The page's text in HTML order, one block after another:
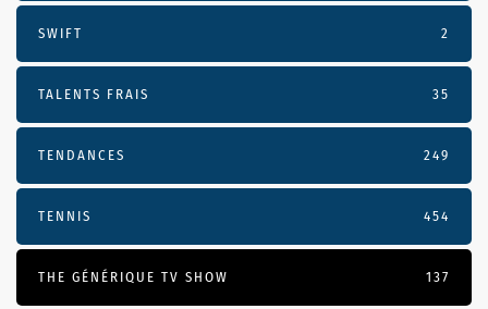
SWIFT 2
TALENTS FRAIS 35
TENDANCES 249
TENNIS 454
THE GÉNÉRIQUE TV SHOW 137